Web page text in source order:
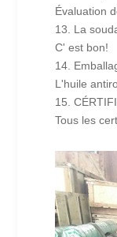
Évaluation
13. La
C' est bon!
14.
L'huile
15.
Tous les